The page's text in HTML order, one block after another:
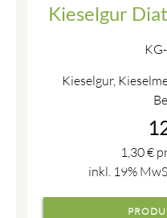
Kieselgur
Kieselgur,
1,30€
inkl. 19%